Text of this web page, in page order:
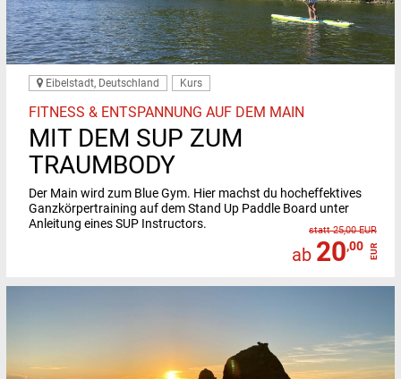
Eibelstadt, Deutschland Kurs
FITNESS & ENTSPANNUNG AUF DEM MAIN
MIT DEM SUP ZUM
TRAUMBODY
Der Main wird zum Blue Gym. Hier machst du hocheffektives
Ganzkörpertraining auf dem Stand Up Paddle Board unter
Anleitung eines SUP Instructors.
statt 25,00 EUR
ab 20,00 EUR